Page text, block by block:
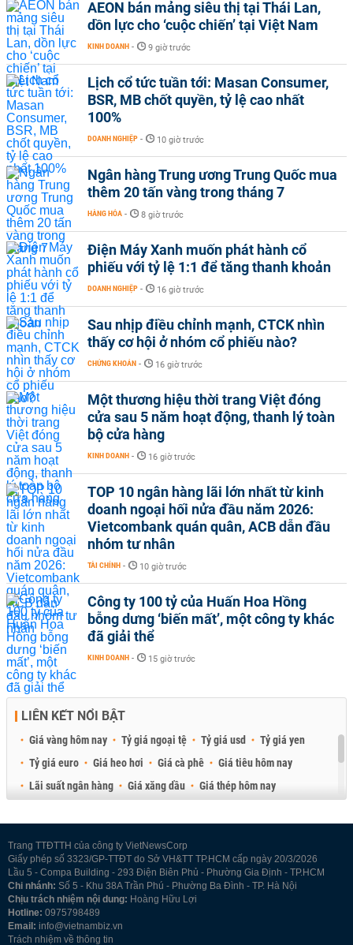
AEON bán mảng siêu thị tại Thái Lan,
dồn lực cho ‘cuộc chiến’ tại Việt Nam
KINH DOANH - 9 giờ trước
Lịch cổ tức tuần tới: Masan Consumer,
BSR, MB chốt quyền, tỷ lệ cao nhất
100%
DOANH NGHIỆP - 10 giờ trước
Ngân hàng Trung ương Trung Quốc mua
thêm 20 tấn vàng trong tháng 7
HÀNG HÓA - 8 giờ trước
Điện Máy Xanh muốn phát hành cổ
phiếu với tỷ lệ 1:1 để tăng thanh khoản
DOANH NGHIỆP - 16 giờ trước
Sau nhịp điều chỉnh mạnh, CTCK nhìn
thấy cơ hội ở nhóm cổ phiếu nào?
CHỨNG KHOÁN - 16 giờ trước
Một thương hiệu thời trang Việt đóng
cửa sau 5 năm hoạt động, thanh lý toàn
bộ cửa hàng
KINH DOANH - 16 giờ trước
TOP 10 ngân hàng lãi lớn nhất từ kinh
doanh ngoại hối nửa đầu năm 2026:
Vietcombank quán quân, ACB dẫn đầu
nhóm tư nhân
TÀI CHÍNH - 10 giờ trước
Công ty 100 tỷ của Huấn Hoa Hồng
bỗng dưng ‘biến mất’, một công ty khác
đã giải thể
KINH DOANH - 15 giờ trước
LIÊN KẾT NỔI BẬT
Giá vàng hôm nay Tỷ giá ngoại tệ Tỷ giá usd
Tỷ giá yen
Tỷ giá euro
Giá heo hơi Giá cà phê
Giá tiêu hôm nay
Lãi suất ngân hàng
Giá xăng dầu
Giá thép hôm nay
Trang TTĐTTH của công ty VietNewsCorp
Giấy phép số 3323/GP-TTĐT do Sở VH&TT TP.HCM cấp ngày 20/3/2026
Lầu 5 - Compa Building - 293 Điện Biên Phủ - Phường Gia Định - TP.HCM
Chi nhánh: Số 5 - Khu 38A Trần Phú - Phường Ba Đình - TP. Hà Nội
Chịu trách nhiệm nội dung: Hoàng Hữu Lợi
Hotline: 0975798489
Email: info@vietnambiz.vn
Trách nhiệm về thông tin